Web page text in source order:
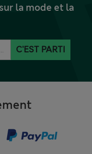
la mode et la
C'EST PARTI